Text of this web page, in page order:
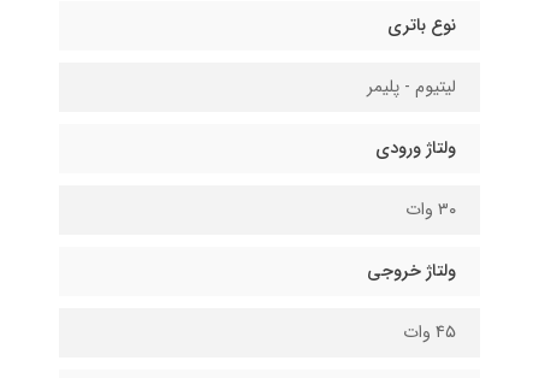
نوع باتری
لیتیوم - پلیمر
ولتاژ ورودی
۳۰ وات
ولتاژ خروجی
۴۵ وات